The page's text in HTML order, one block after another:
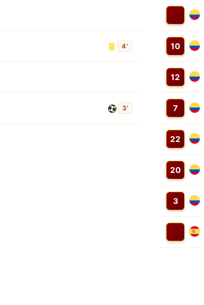
4'
3'
10
12
7
22
20
3